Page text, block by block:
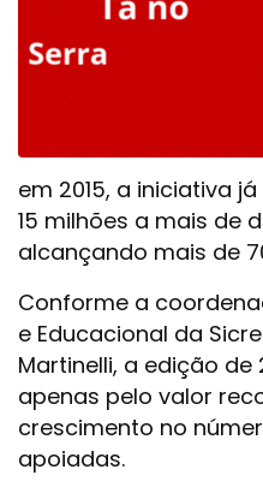
em 2015, a iniciativa
15 milhões a mais de
alcançando mais de
Conforme a
e Educacional da
Martinelli, a edição
apenas pelo valor
crescimento no
apoiadas.